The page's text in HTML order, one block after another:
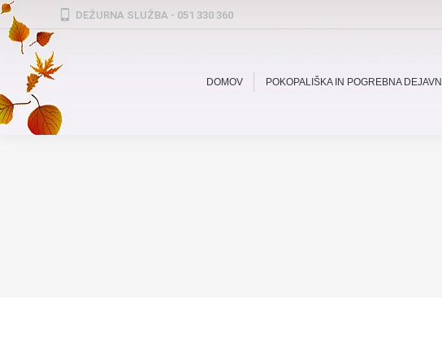
DEŽURNA SLUŽBA - 051 330 360
DOMOV POKOPALIŠKA IN POGREBNA